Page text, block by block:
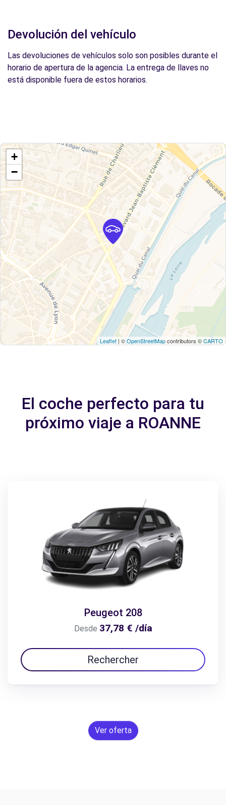
Devolución del vehículo
Las devoluciones de vehículos solo son posibles durante el
horario de apertura de la agencia. La entrega de llaves no
está disponible fuera de estos horarios.
+
−
Leaflet | ©OpenStreetMapcontributors ©CARTO
El coche perfecto para tu
próximo viaje a ROANNE
Peugeot 208
Desde 37,78 € /día
Rechercher
Ver oferta